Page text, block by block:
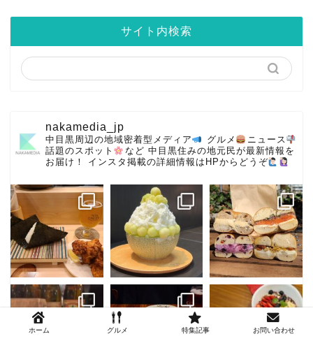
サイト内検索
nakamedia_jp
中目黒周辺の地域密着型メディア グルメ
ニュース
話題のスポット
など 中目黒住みの地元民が最新情報を
お届け！
インスタ掲載の詳細情報はHPからどうぞ
ホーム グルメ 特集記事 お問い合わせ